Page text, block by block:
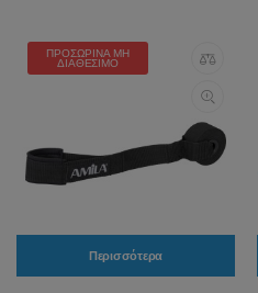
ΠΡΟΣΩΡΙΝΆ ΜΗ
ΔΙΑΘΈΣΙΜΟ
Περισσότερα